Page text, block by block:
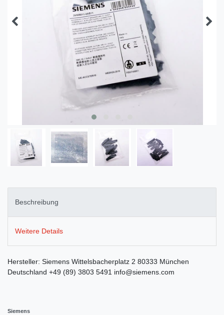
Beschreibung
Weitere Details
Hersteller: Siemens Wittelsbacherplatz 2 80333 München
Deutschland +49 (89) 3803 5491 info@siemens.com
Siemens